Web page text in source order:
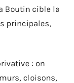
Boutin cible la
principales,
: on
cloisons,